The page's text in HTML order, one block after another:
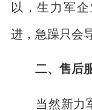
以，生力军
进，急躁只会
二、售后
当然新力军